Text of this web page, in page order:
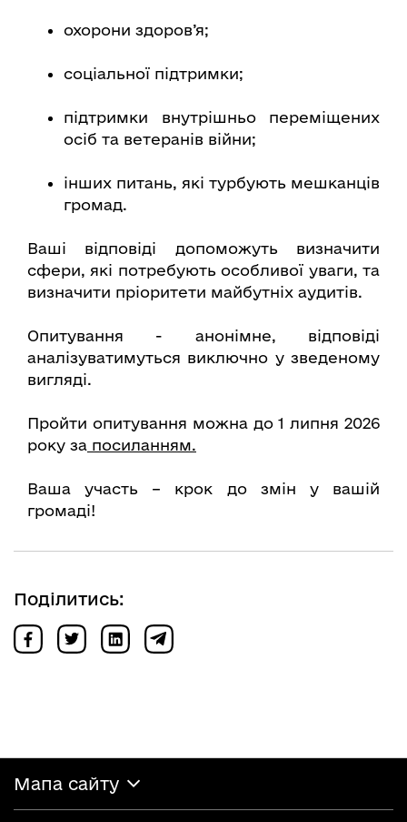
охорони здоров’я;
соціальної підтримки;
підтримки внутрішньо переміщених
осіб та ветеранів війни;
інших питань, які турбують мешканців
громад.
Ваші відповіді допоможуть визначити
сфери, які потребують особливої уваги, та
визначити пріоритети майбутніх аудитів.
Опитування - анонімне, відповіді
аналізуватимуться виключно у зведеному
вигляді.
Пройти опитування можна до 1 липня 2026
року за посиланням.
Ваша участь – крок до змін у вашій
громаді!
Поділитись:
Мапа сайту